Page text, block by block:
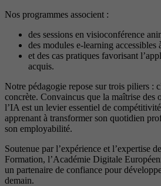
Nos programmes associent :
des sessions en visioconférence
des modules e-learning accessibles
et des cas pratiques favorisant
acquis.
Notre pédagogie repose sur trois piliers :
concrète. Convaincus que la maîtrise des
l’IA est un levier essentiel de
apprenant à transformer son quotidien
son employabilité.
Soutenue par l’expérience et l’expertise
Formation, l’Académie Digitale
un partenaire de confiance pour
demain.